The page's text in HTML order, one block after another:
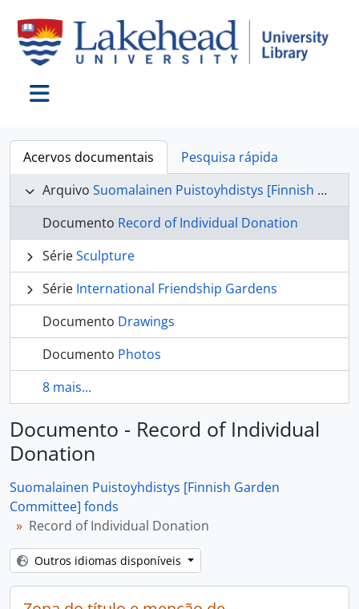
Acervos documentais
Pesquisa rápida
Arquivo Suomalainen Puistoyhdistys [Finnish Garden Committee] fonds
Documento Record of Individual Donation
SérieSculpture
Série International Friendship Gardens
Documento Drawings
Documento Photos
8 mais...
Documento - Record of Individual
Donation
Suomalainen Puistoyhdistys [Finnish Garden
Committee] fonds
Record of Individual Donation
Outros idiomas disponíveis